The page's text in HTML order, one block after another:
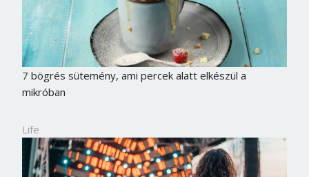
7 bögrés sütemény, ami percek alatt elkészül a
mikróban
Life
Jelszó
Mégse Bejelentkezés